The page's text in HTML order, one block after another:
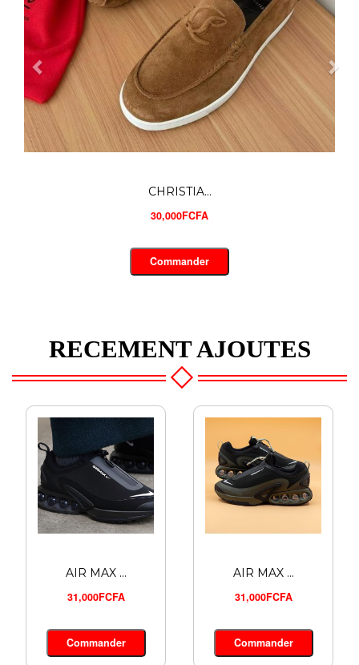
CHRISTIA...
30,000FCFA
Commander
RECEMENT AJOUTES
AIR MAX ...
31,000FCFA
Commander
AIR MAX ...
31,000FCFA
Commander